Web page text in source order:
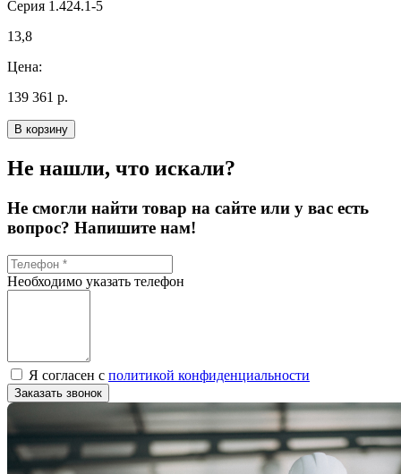
Серия 1.424.1-5
13,8
Цена:
139 361 р.
В корзину
Не нашли, что искали?
Не смогли найти товар на сайте или у вас есть
вопрос? Напишите нам!
Необходимо указать телефон
Я согласен с политикой конфиденциальности
Заказать звонок